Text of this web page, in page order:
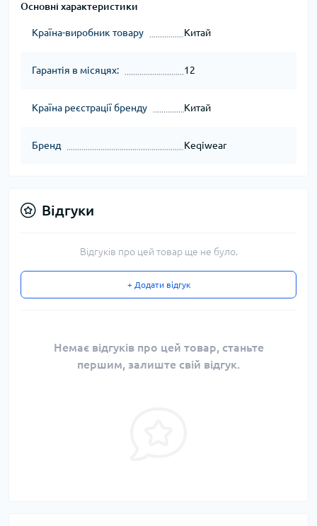
Основні характеристики
Країна-виробник товару Китай
Гарантія в місяцях: 12
Країна реєстрації бренду Китай
Бренд Keqiwear
Відгуки
Відгуків про цей товар ще не було.
+ Додати відгук
Немає відгуків про цей товар, станьте
першим, залиште свій відгук.